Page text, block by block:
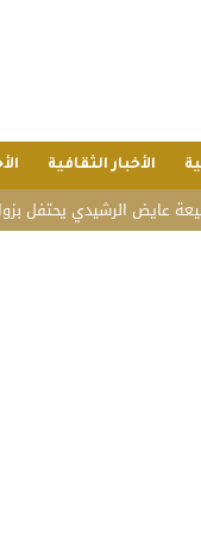
الأخبار الثقافية
الرشيدي يحتفل بزواج